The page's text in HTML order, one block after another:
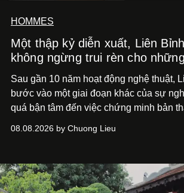
HOMMES
Một thập kỷ diễn xuất, Liên
không ngừng trui rèn cho
Sau gần 10 năm hoạt động nghệ thuật,
bước vào một giai đoạn khác của sự
quá bận tâm đến việc chứng minh bản
phim điện ảnh trong nửa đầu 2026 đến
bằng một tâm thế điềm tĩnh hơn. Anh
dồi và chờ đợi những vai diễn đủ sức
08.08.2026 by Chuong Lieu